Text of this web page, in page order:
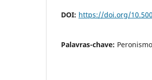
DOI: https://doi.org/
Palavras-chave: